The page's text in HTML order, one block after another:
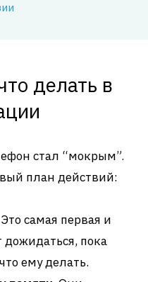
делать в
стал “мокрым”.
план действий:
Это самая первая и
пока
ему делать.